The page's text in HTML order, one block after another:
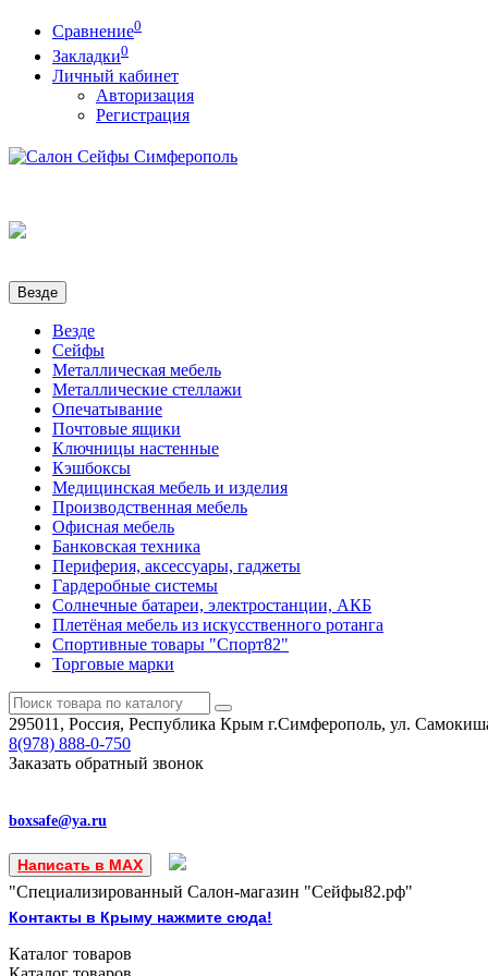
Сравнение0
Закладки0
Личный кабинет
Авторизация
Регистрация
Везде
Везде
Сейфы
Металлическая мебель
Металлические стеллажи
Опечатывание
Почтовые ящики
Ключницы настенные
Кэшбоксы
Медицинская мебель и изделия
Производственная мебель
Офисная мебель
Банковская техника
Периферия, аксессуары, гаджеты
Гардеробные системы
Солнечные батареи, электростанции, АКБ
Плетёная мебель из искусственного ротанга
Спортивные товары "Спорт82"
Торговые марки
295011, Россия, Республика Крым г.Симферополь, ул.
8(978) 888-0-750
Заказать обратный звонок
boxsafe@ya.ru
Написать в MAX
"Специализированный Салон-магазин "Сейфы82.рф"
Контакты в Крыму нажмите сюда!
Каталог товаров